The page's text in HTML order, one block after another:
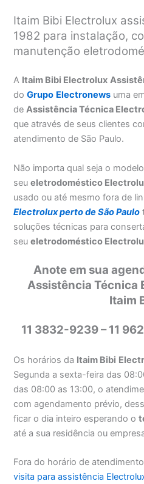
Itaim Bibi Electrolux
1982 para instalação,
manutenção
A Itaim Bibi Electrolux
doGrupo Electronews uma
deAssistência Técnica
que através de seus clientes
atendimento de São Paulo.
Não importa qual seja o
seueletrodoméstico
usado ou até mesmo fora de
Electrolux perto de São Paulo
soluções técnicas para
seueletrodoméstico
Anote em sua
Assistência Técnica
Itaim
11 3832-9239 – 11
Os horários da Itaim Bibi
Segunda a sexta-feira das
das 08:00 as 13:00, o
com agendamento prévio,
ficar o dia inteiro esperando o
até a sua residência ou
Fora do horário de
visita para assistência